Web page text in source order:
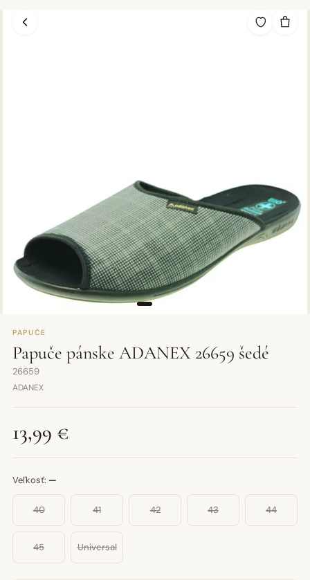
PAPUČE
Papuče pánske ADANEX 26659 šedé
26659
ADANEX
13,99 €
Veľkosť: —
40 41 42 43 44
45 Universal